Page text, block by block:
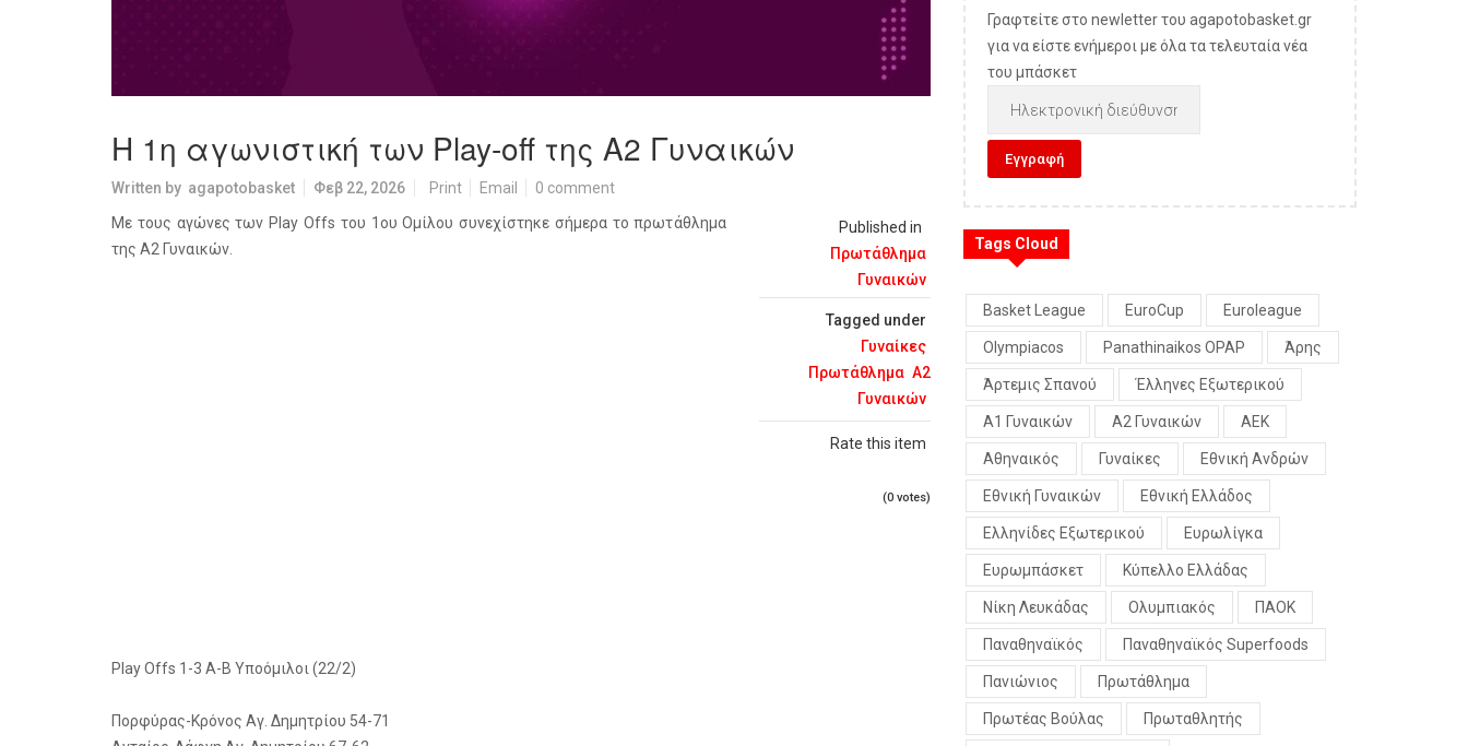
Η 1η αγωνιστική των Play-off της Α2 Γυναικών
Written by agapotobasket Φεβ 22, 2026 Print Email 0 comment
Published in
Πρωτάθλημα
Γυναικών
Tagged under
Γυναίκες
Πρωτάθλημα Α2
Γυναικών
Rate this item
(0 votes)
Με τους αγώνες των Play Offs του 1ου Ομίλου συνεχίστηκε σήμερα το πρωτάθλημα
της Α2 Γυναικών.
Play Offs 1-3 Α-Β Υποόμιλοι (22/2)
Πορφύρας-Κρόνος Αγ. Δημητρίου 54-71
Γραφτείτε στο newletter του agapotobasket.gr
για να είστε ενήμεροι με όλα τα τελευταία νέα
του μπάσκετ
Tags Cloud
Basket League EuroCup Euroleague
Olympiacos Panathinaikos OPAP Άρης
Άρτεμις Σπανού Έλληνες Εξωτερικού
Α1 Γυναικών Α2 Γυναικών ΑΕΚ
Αθηναικός Γυναίκες Εθνική Ανδρών
Εθνική Γυναικών Εθνική Ελλάδος
Ελληνίδες Εξωτερικού Ευρωλίγκα
Ευρωμπάσκετ Κύπελλο Ελλάδας
Νίκη Λευκάδας Ολυμπιακός ΠΑΟΚ
Παναθηναϊκός Παναθηναϊκός Superfoods
Πανιώνιος Πρωτάθλημα
Πρωτέας Βούλας Πρωταθλητής